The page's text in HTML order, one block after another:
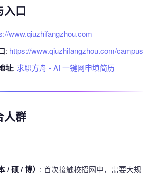
入口
www.qiuzhifangzhou.com
: https://www.qiuzhifangzhou.com/campus
址: 求职方舟 - AI 一键网申填简历
人群
/ 硕 / 博） : 首次接触校招网申，需要大规